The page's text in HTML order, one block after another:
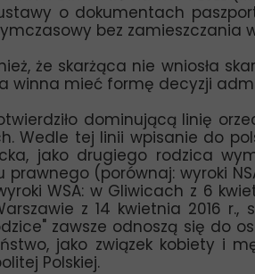
o dokumentach
bez zamieszczania
że skarżąca nie wniosła
winna mieć formę decyzji
dominującą linię
Wedle tej linii wpisanie do
jako drugiego rodzica
(porównaj: wyroki
WSA: w Gliwicach z 6
z 14 kwietnia 2016
zawsze odnoszą się do
jako związek kobiety i
Polskiej.